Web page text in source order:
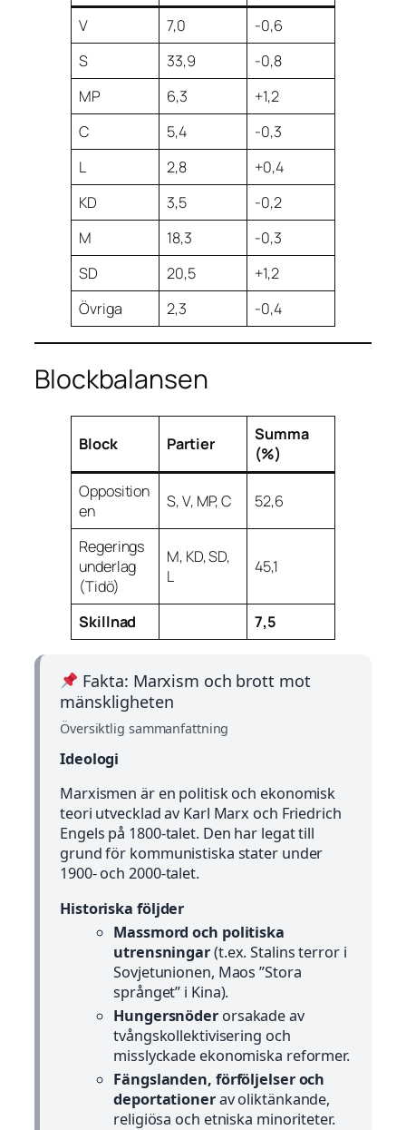
V
7,0
-0,6
S
33,9
-0,8
MP
6,3
+1,2
C
5,4
-0,3
L
2,8
+0,4
KD
3,5
-0,2
M
18,3
-0,3
SD
20,5
+1,2
Övriga
2,3 -0,4
Blockbalansen
Block Partier
Summa
(%)
Opposition
en
S, V, MP, C 52,6
Regerings
underlag
(Tidö)
M, KD, SD,
L
45,1
Skillnad 7,5
Fakta: Marxism och brott mot
mänskligheten
Översiktlig sammanfattning
Ideologi
Marxismen är en politisk och ekonomisk
teori utvecklad av Karl Marx och Friedrich
Engels på 1800-talet. Den har legat till
grund för kommunistiska stater under
1900- och 2000-talet.
Historiska följder
Massmord och politiska
utrensningar(t.ex. Stalins terror i
Sovjetunionen, Maos ”Stora
språnget” i Kina).
Hungersnöder orsakade av
tvångskollektivisering och
misslyckade ekonomiska reformer.
Fängslanden, förföljelser och
deportationerav oliktänkande,
religiösa och etniska minoriteter.